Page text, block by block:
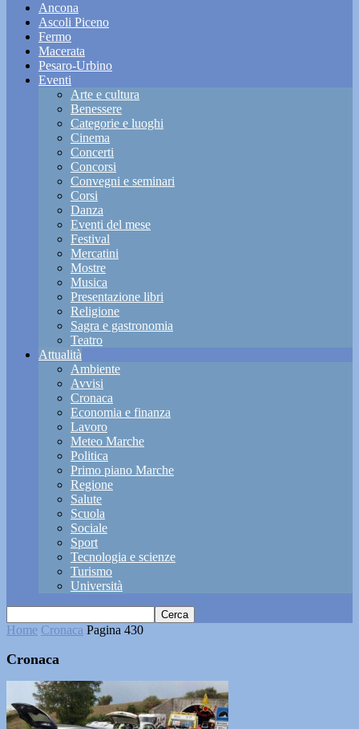
Ancona
Ascoli Piceno
Fermo
Macerata
Pesaro-Urbino
Eventi
Arte e cultura
Benessere
Categorie e luoghi
Cinema
Concerti
Concorsi
Convegni e seminari
Corsi
Danza
Eventi del mese
Festival
Mercatini
Mostre
Musica
Presentazione libri
Religione
Sagra e gastronomia
Teatro
Attualità
Ambiente
Avvisi
Cronaca
Economia e finanza
Lavoro
Meteo Marche
Politica
Primo piano Marche
Regione
Salute
Scuola
Sociale
Sport
Tecnologia e scienze
Turismo
Università
Home Cronaca Pagina 430
Cronaca